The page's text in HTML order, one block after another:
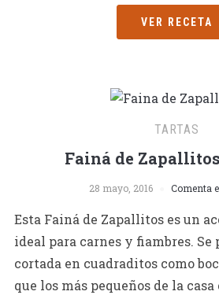
VER RECETA
TARTAS
Fainá de
28 mayo, 2016 Comenta
Esta Fainá de Zapallitos es un
ideal para carnes y fiambres. Se
cortada en cuadraditos como
que los más pequeños de la casa